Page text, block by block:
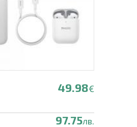
49.98€
97.75лв.